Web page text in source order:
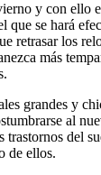
y con ello
que se hará
retrasar los
más
grandes y
al
trastornos del
de ellos.